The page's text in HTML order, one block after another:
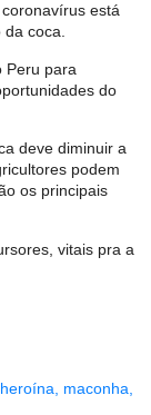
está
da coca.
Peru para
do
deve diminuir a
podem
os principais
vitais pra a
heroína, maconha,